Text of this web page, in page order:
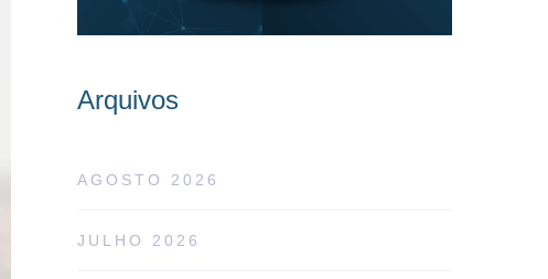
Arquivos
AGOSTO 2026
JULHO 2026